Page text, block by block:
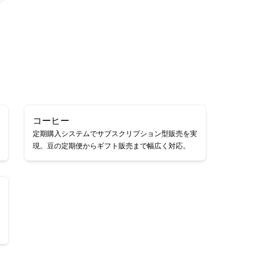
コーヒー
定期購入システムでサブスクリプション型販売を実
現。豆の定期便からギフト販売まで幅広く対応。